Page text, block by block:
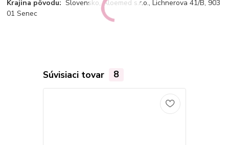
Krajina pôvodu: Slovensko, Aloemed s.r.o., Lichnerova 41/B, 903
01 Senec
Súvisiaci tovar 8